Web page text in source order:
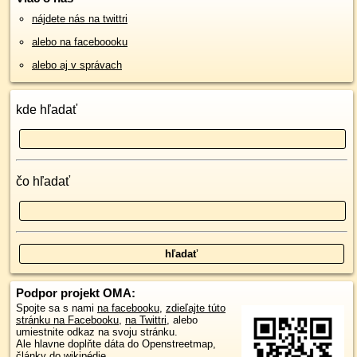
nájdete nás na twittri
alebo na faceboooku
alebo aj v správach
kde hľadať
čo hľadať
Podpor projekt OMA:
Spojte sa s nami na facebooku, zdieľajte túto
stránku na Facebooku, na Twittri, alebo
umiestnite odkaz na svoju stránku.
Ale hlavne doplňte dáta do Openstreetmap,